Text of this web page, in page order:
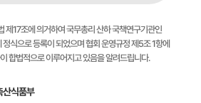
제17조에 의거하여 국무총리 산하 국책연구기관인
식으로 등록이 되었으며 협회 운영규정 제5조 1항에
합법적으로 이루어지고 있음을 알려드립니다.
산식품부